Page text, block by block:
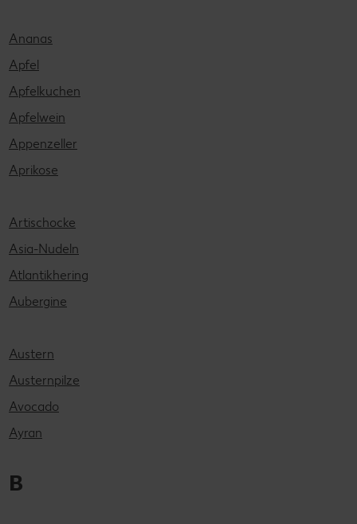
Ananas
Apfel
Apfelkuchen
Apfelwein
Appenzeller
Aprikose
Artischocke
Asia-Nudeln
Atlantikhering
Aubergine
Austern
Austernpilze
Avocado
Ayran
B